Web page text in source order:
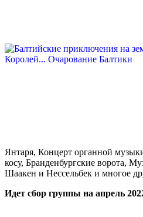
Янтаря, Концерт органной
косу, Бранденбургские ворота,
Шаакен и Нессельбек и многое
Идет сбор группы на апрель